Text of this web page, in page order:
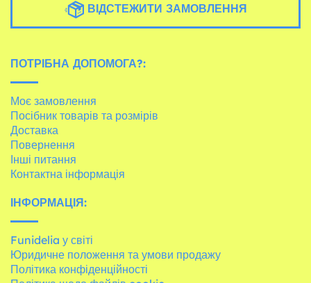
ВІДСТЕЖИТИ ЗАМОВЛЕННЯ
ПОТРІБНА ДОПОМОГА?:
Моє замовлення
Посібник товарів та розмірів
Доставка
Повернення
Інші питання
Контактна інформація
ІНФОРМАЦІЯ:
Funidelia у світі
Юридичне положення та умови продажу
Політика конфіденційності